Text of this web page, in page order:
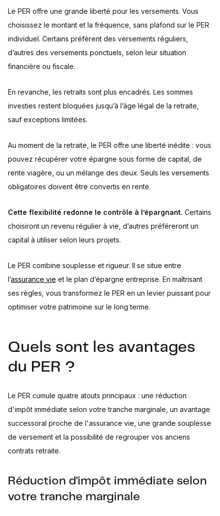
Le PER offre une grande liberté pour les versements. Vous
choisissez le montant et la fréquence, sans plafond sur le PER
individuel. Certains préfèrent des versements réguliers,
d’autres des versements ponctuels, selon leur situation
financière ou fiscale.
En revanche, les retraits sont plus encadrés. Les sommes
investies restent bloquées jusqu’à l’âge légal de la retraite,
sauf exceptions limitées.
Au moment de la retraite, le PER offre une liberté inédite : vous
pouvez récupérer votre épargne sous forme de capital, de
rente viagère, ou un mélange des deux. Seuls les versements
obligatoires doivent être convertis en rente.
Cette flexibilité redonne le contrôle à l’épargnant. Certains
choisiront un revenu régulier à vie, d’autres préféreront un
capital à utiliser selon leurs projets.
Le PER combine souplesse et rigueur. Il se situe entre
l’assurance vie et le plan d’épargne entreprise. En maîtrisant
ses règles, vous transformez le PER en un levier puissant pour
optimiser votre patrimoine sur le long terme.
Quels sont les avantages
du PER ?
Le PER cumule quatre atouts principaux : une réduction
d'impôt immédiate selon votre tranche marginale, un avantage
successoral proche de l'assurance vie, une grande souplesse
de versement et la possibilité de regrouper vos anciens
contrats retraite.
Réduction d'impôt immédiate selon
votre tranche marginale